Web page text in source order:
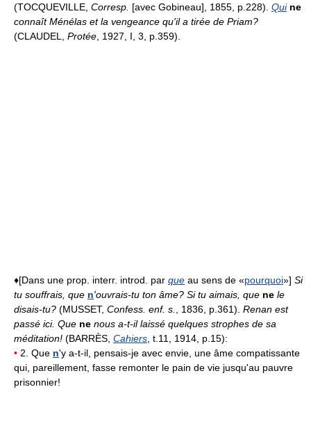
(TOCQUEVILLE, Corresp. [avec Gobineau], 1855, p.228). Qui ne
connaît Ménélas et la vengeance qu'il a tirée de Priam?
(CLAUDEL, Protée , 1927, I, 3, p.359).
♦[Dans une prop. interr. introd. par que au sens de «pourquoi»] Si
tu souffrais, que n'ouvrais-tu ton âme? Si tu aimais, que ne le
disais-tu? (MUSSET, Confess. enf. s. , 1836, p.361). Renan est
passé ici. Que ne nous a-t-il laissé quelques strophes de sa
méditation! (BARRÈS, Cahiers , t.11, 1914, p.15):
• 2. Que n'y a-t-il, pensais-je avec envie, une âme compatissante
qui, pareillement, fasse remonter le pain de vie jusqu'au pauvre
prisonnier!